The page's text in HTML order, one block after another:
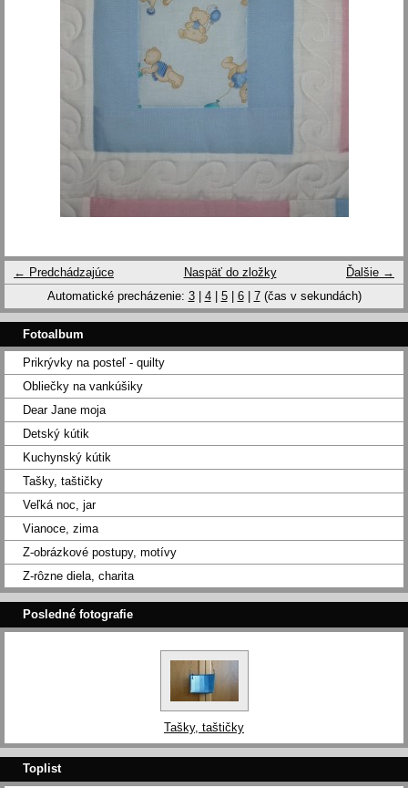
← Predchádzajúce Ďalšie →
Naspäť do zložky
Automatické precházenie: 3| 4| 5| 6| 7(čas v sekundách)
Fotoalbum
Prikrývky na posteľ - quilty
Obliečky na vankúšiky
Dear Jane moja
Detský kútik
Kuchynský kútik
Tašky, taštičky
Veľká noc, jar
Vianoce, zima
Z-obrázkové postupy, motívy
Z-rôzne diela, charita
Posledné fotografie
Tašky, taštičky
Toplist